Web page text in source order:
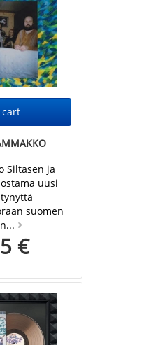
Siltasen ja
uusi
suomen
€